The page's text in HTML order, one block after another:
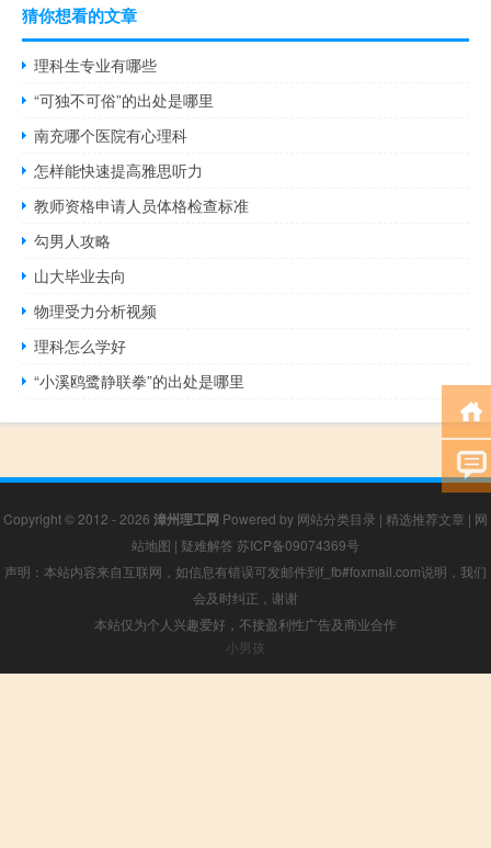
猜你想看的文章
理科生专业有哪些
“可独不可俗”的出处是哪里
南充哪个医院有心理科
怎样能快速提高雅思听力
教师资格申请人员体格检查标准
勾男人攻略
山大毕业去向
物理受力分析视频
理科怎么学好
“小溪鸥鹭静联拳”的出处是哪里
Copyright © 2012 - 2026 漳州理工网 Powered by 网站分类目录 | 精选推荐文章 | 网
站地图 | 疑难解答 苏ICP备09074369号
声明：本站内容来自互联网，如信息有错误可发邮件到f_fb#foxmail.com说明，我们
会及时纠正，谢谢
本站仅为个人兴趣爱好，不接盈利性广告及商业合作
小男孩